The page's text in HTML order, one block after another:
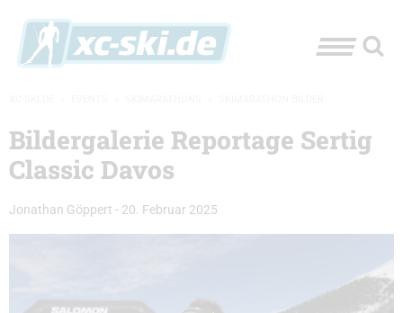
Bildergalerie Reportage Sertig
Classic Davos
Jonathan Göppert - 20. Februar 2025